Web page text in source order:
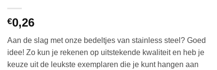
€0,26
Aan de slag met onze bedeltjes van stainless steel? Goed
idee! Zo kun je rekenen op uitstekende kwaliteit en heb je
keuze uit de leukste exemplaren die je kunt hangen aan